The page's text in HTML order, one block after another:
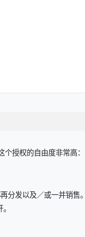
授权的自由度非常高：
分发以及／或一并销售。